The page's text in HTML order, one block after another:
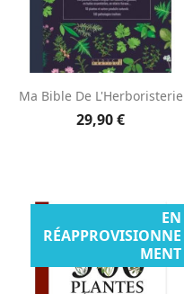
Ma Bible De L'Herboristerie
29,90 €
EN
RÉAPPROVISIONNE
MENT